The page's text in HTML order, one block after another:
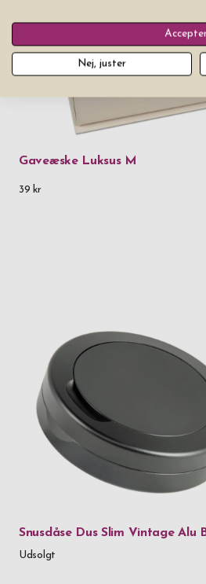
Gaveæske Luksus M
39 kr
Snusdåse Dus Slim Vintage Alu
Udsolgt
Nej, juster